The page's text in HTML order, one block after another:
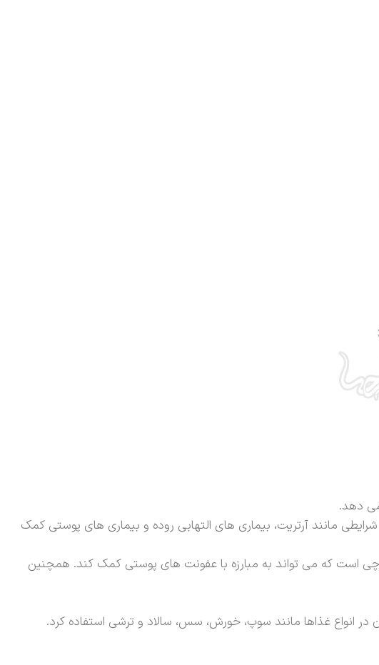
دهد.
مانند آرتریت، بیماری های التهابی روده و بیماری های پوستی کمک
است که می تواند به مبارزه با عفونت های پوستی کمک کند. همچنین
غذاها مانند سوپ، خورش، سس، سالاد و ترشی استفاده کرد.